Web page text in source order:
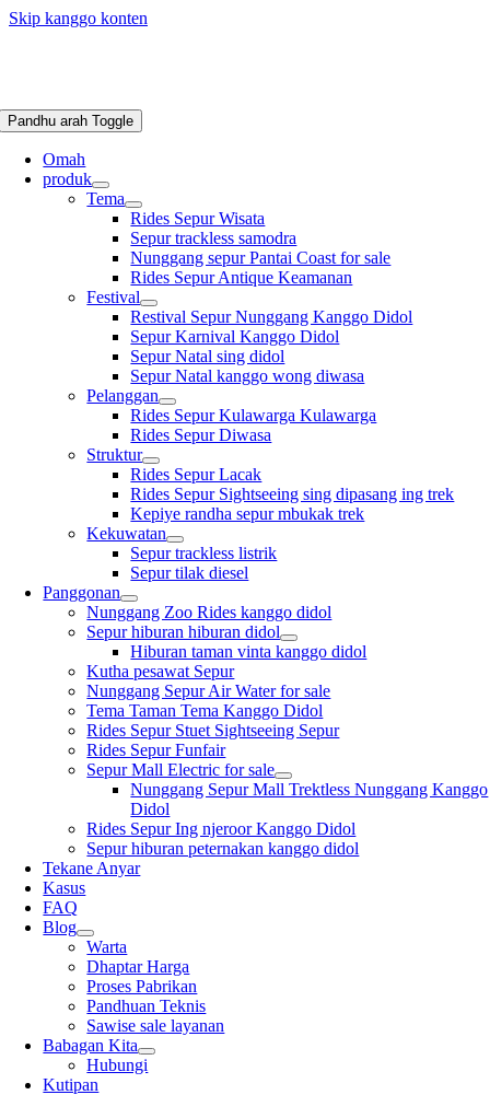
Skip kanggo konten
Pandhu arah Toggle
Omah
produk
Tema
Rides Sepur Wisata
Sepur trackless samodra
Nunggang sepur Pantai Coast for sale
Rides Sepur Antique Keamanan
Festival
Restival Sepur Nunggang Kanggo Didol
Sepur Karnival Kanggo Didol
Sepur Natal sing didol
Sepur Natal kanggo wong diwasa
Pelanggan
Rides Sepur Kulawarga Kulawarga
Rides Sepur Diwasa
Struktur
Rides Sepur Lacak
Rides Sepur Sightseeing sing dipasang ing trek
Kepiye randha sepur mbukak trek
Kekuwatan
Sepur trackless listrik
Sepur tilak diesel
Panggonan
Nunggang Zoo Rides kanggo didol
Sepur hiburan hiburan didol
Hiburan taman vinta kanggo didol
Kutha pesawat Sepur
Nunggang Sepur Air Water for sale
Tema Taman Tema Kanggo Didol
Rides Sepur Stuet Sightseeing Sepur
Rides Sepur Funfair
Sepur Mall Electric for sale
Nunggang Sepur Mall Trektless Nunggang Kanggo
Didol
Rides Sepur Ing njeroor Kanggo Didol
Sepur hiburan peternakan kanggo didol
Tekane Anyar
Kasus
FAQ
Blog
Warta
Dhaptar Harga
Proses Pabrikan
Pandhuan Teknis
Sawise sale layanan
Babagan Kita
Hubungi
Kutipan